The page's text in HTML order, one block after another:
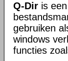
Q-Dir is
gebruiken
windows
functies